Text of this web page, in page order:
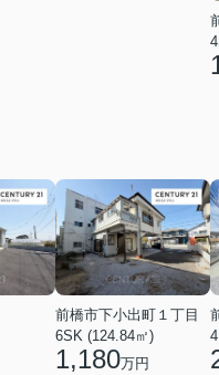
前橋市下小出町１丁目
6SK (124.84㎡)
1,180万円